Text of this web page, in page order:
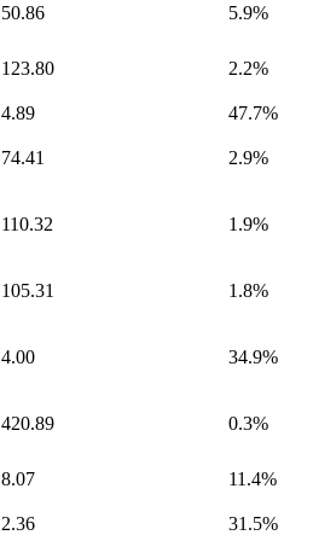
50.86 5.9%
123.80 2.2%
4.89 47.7%
74.41 2.9%
110.32 1.9%
105.31 1.8%
4.00 34.9%
420.89 0.3%
8.07 11.4%
2.36 31.5%